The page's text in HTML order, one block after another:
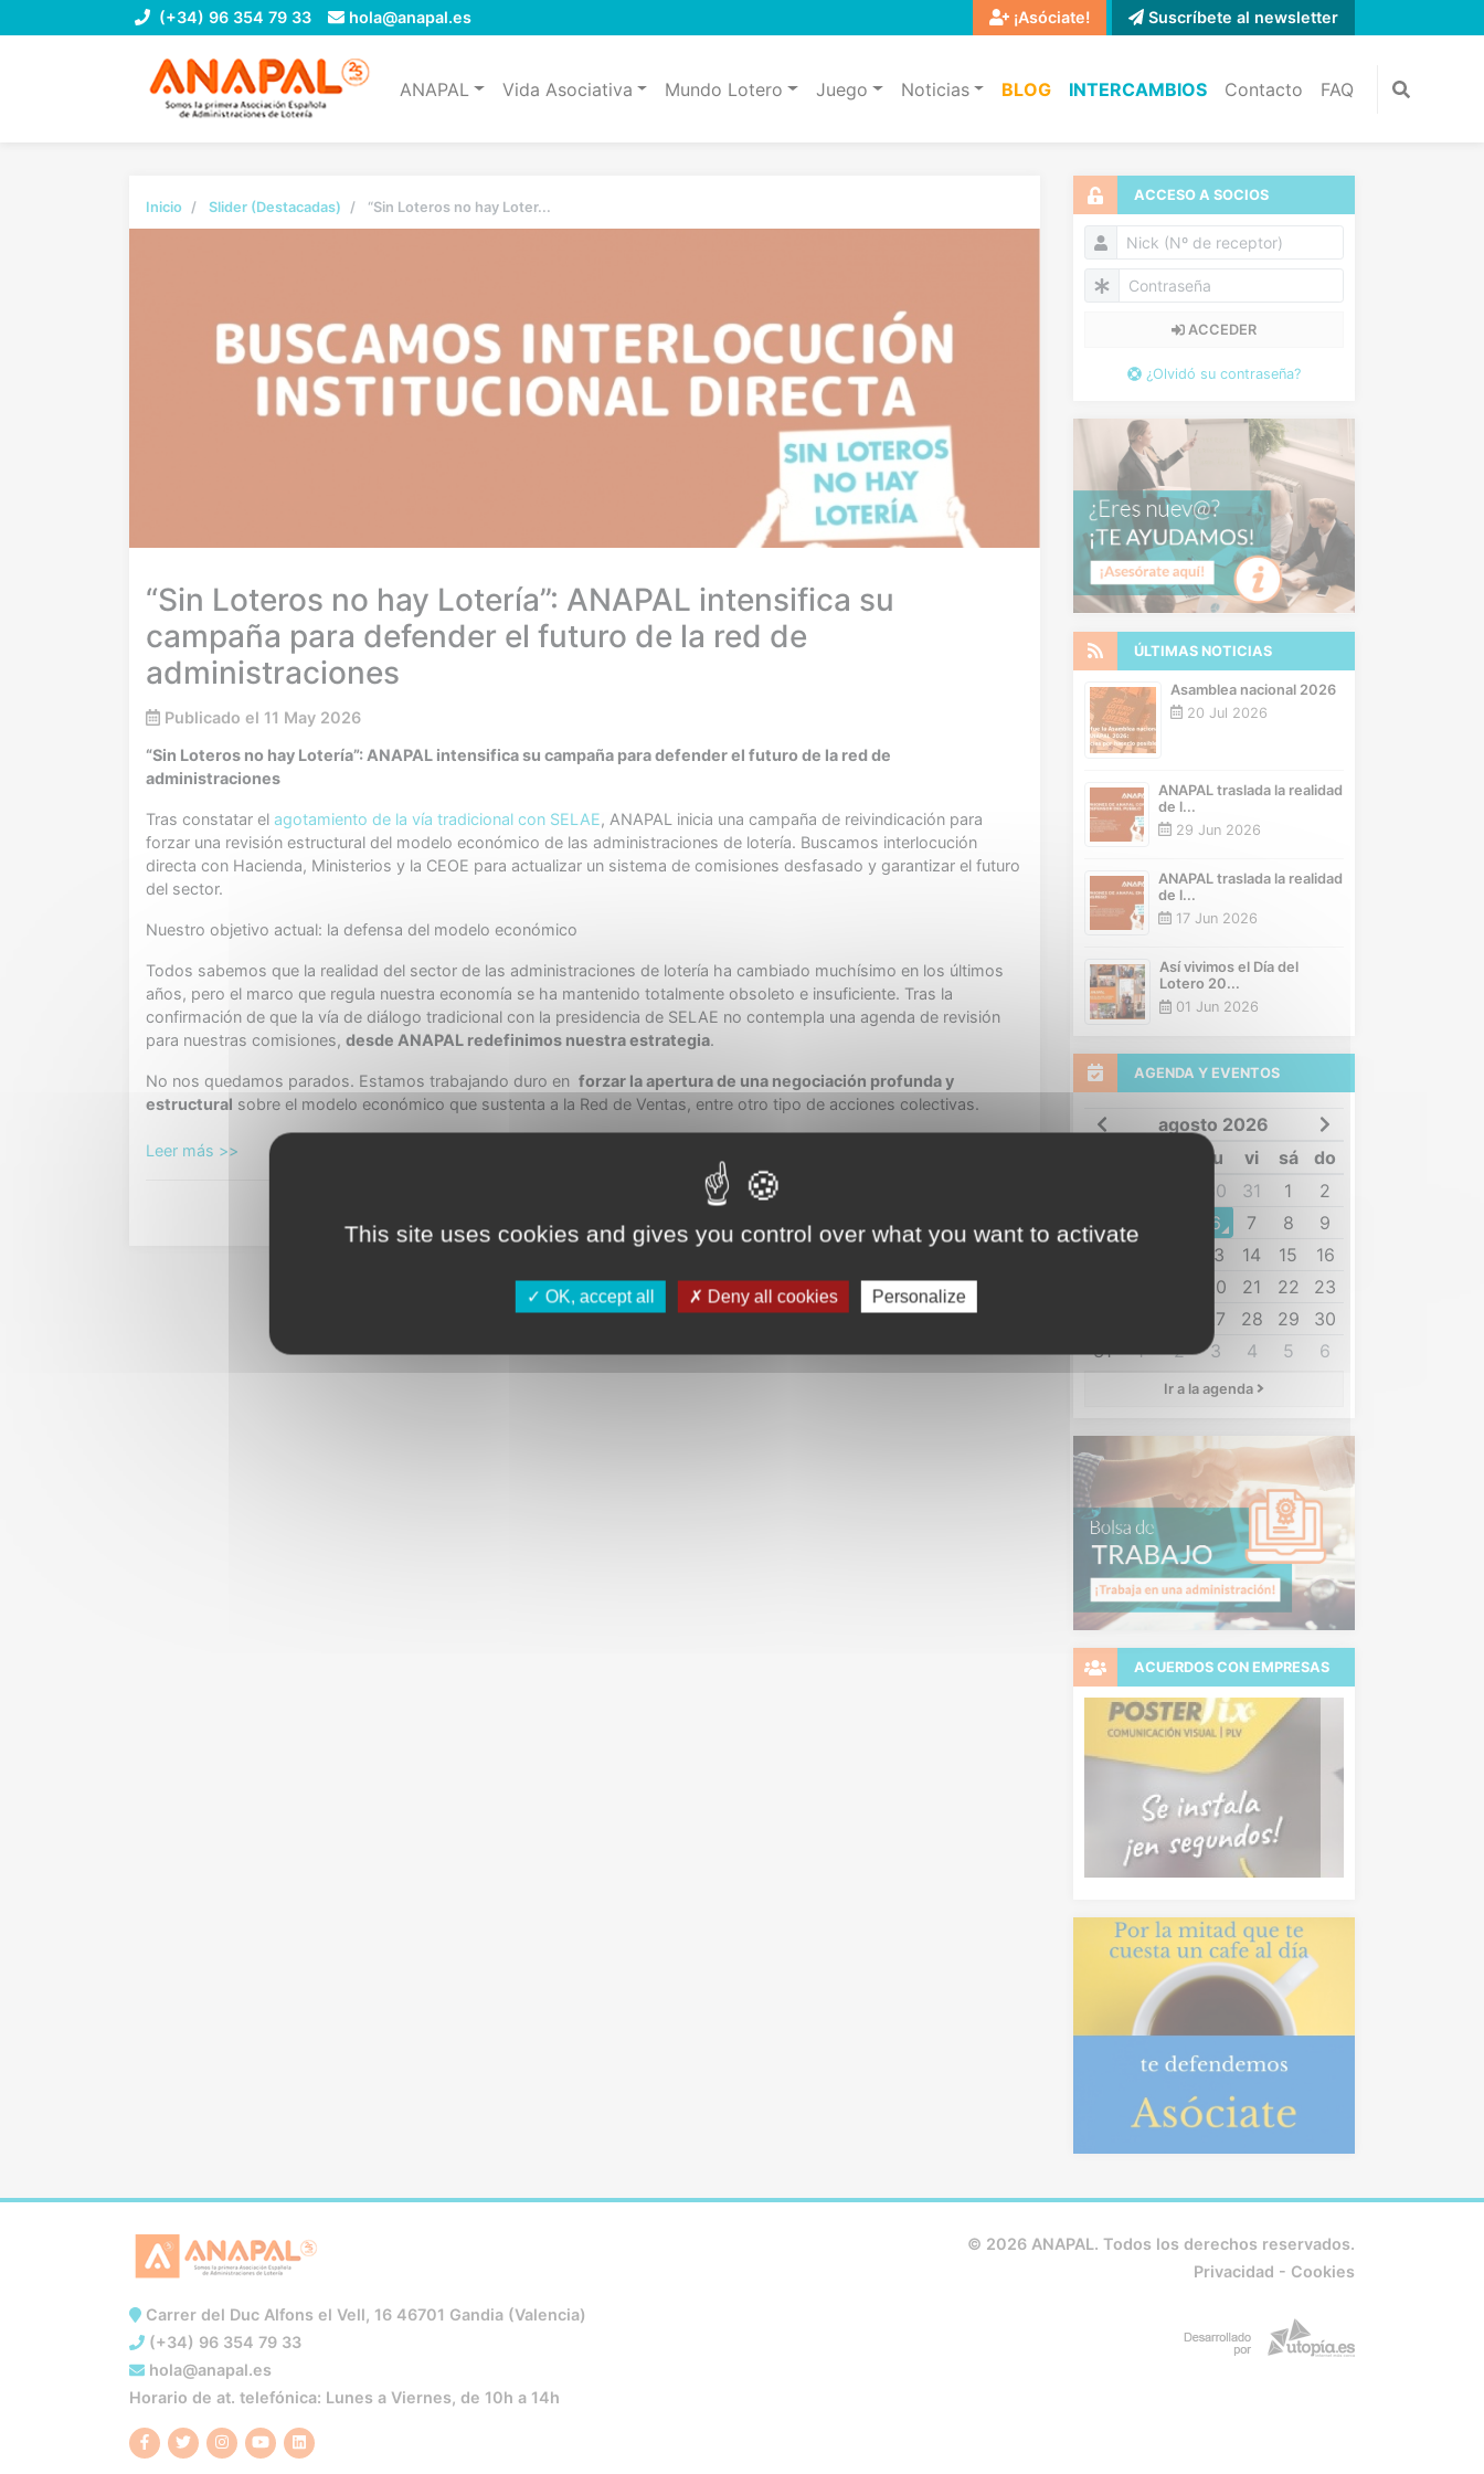
(+34) 96 354 79 33 hola@anapal.es ¡Asóciate! Suscríbete al newsletter
ANAPAL Vida Asociativa Mundo Lotero Juego Noticias BLOG INTERCAMBIOS Contacto FAQ
Inicio Slider (Destacadas) “Sin Loteros no hay Loter...
“Sin Loteros no hay Lotería”: ANAPAL intensifica su
campaña para defender el futuro de la red de
administraciones
Publicado el 11 May 2026
“Sin Loteros no hay Lotería”: ANAPAL intensifica su campaña para defender el futuro de la red de
administraciones
Tras constatar el agotamiento de la vía tradicional con SELAE, ANAPAL inicia una campaña de reivindicación para
forzar una revisión estructural del modelo económico de las administraciones de lotería. Buscamos interlocución
directa con Hacienda, Ministerios y la CEOE para actualizar un sistema de comisiones desfasado y garantizar el futuro
del sector.
Nuestro objetivo actual: la defensa del modelo económico
Todos sabemos que la realidad del sector de las administraciones de lotería ha cambiado muchísimo en los últimos
años, pero el marco que regula nuestra economía se ha mantenido totalmente obsoleto e insuficiente. Tras la
confirmación de que la vía de diálogo tradicional con la presidencia de SELAE no contempla una agenda de revisión
para nuestras comisiones, desde ANAPAL redefinimos nuestra estrategia.
No nos quedamos parados. Estamos trabajando duro en forzar la apertura de una negociación profunda y
estructural sobre el modelo económico que sustenta a la Red de Ventas, entre otro tipo de acciones colectivas.
Leer más >>
ACCESO A SOCIOS
ACCEDER
¿Olvidó su contraseña?
ÚLTIMAS NOTICIAS
Asamblea nacional 2026
20 Jul 2026
ANAPAL traslada la realidad
de l...
29 Jun 2026
ANAPAL traslada la realidad
de l...
17 Jun 2026
Así vivimos el Día del
Lotero 20...
01 Jun 2026
AGENDA Y EVENTOS
agosto 2026
ju vi sá
do
30 31 1
2
6 7 8
9
13 14 15
16
20 21 22
23
27 28 29
30
31
1 2 3 4 5 6
Ir a la agenda
ACUERDOS CON EMPRESAS
© 2026 ANAPAL. Todos los derechos reservados.
Privacidad - Cookies
Carrer del Duc Alfons el Vell, 16 46701 Gandia (Valencia)
(+34) 96 354 79 33
hola@anapal.es
Horario de at. telefónica: Lunes a Viernes, de 10h a 14h
This site uses cookies and gives you control over what you want to activate
OK, accept all Deny all cookies Personalize